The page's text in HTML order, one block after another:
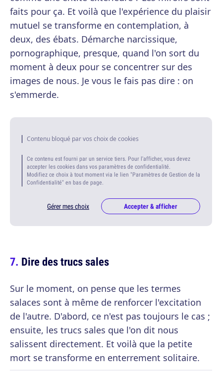
faits pour ça. Et voilà que l'expérience du plaisir
mutuel se transforme en contemplation, à
deux, des ébats. Démarche narcissique,
pornographique, presque, quand l'on sort du
moment à deux pour se concentrer sur des
images de nous. Je vous le fais pas dire : on
s'emmerde.
Contenu bloqué par vos choix de cookies
Ce contenu est fourni par un service tiers. Pour l'afficher, vous devez
accepter les cookies dans vos paramètres de confidentialité.
Modifiez ce choix à tout moment via le lien "Paramètres de Gestion de la
Confidentialité" en bas de page.
Gérer mes choix Accepter & afficher
Dire des trucs sales
Sur le moment, on pense que les termes
salaces sont à même de renforcer l'excitation
de l'autre. D'abord, ce n'est pas toujours le cas ;
ensuite, les trucs sales que l'on dit nous
salissent directement. Et voilà que la petite
mort se transforme en enterrement solitaire.